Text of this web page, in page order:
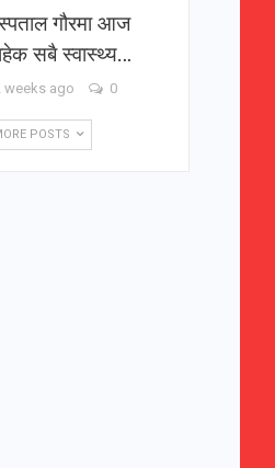
गौरमा आज
सबै स्वास्थ्य…
weeks ago 0
POSTS